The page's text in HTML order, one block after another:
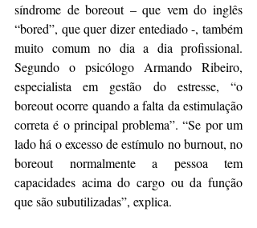
síndrome de boreout – que vem do inglês
“bored”, que quer dizer entediado -, também
muito comum no dia a dia profissional.
Segundo o psicólogo Armando Ribeiro,
especialista em gestão do estresse, “o
boreout ocorre quando a falta da estimulação
correta é o principal problema”. “Se por um
lado há o excesso de estímulo no burnout, no
boreout normalmente a pessoa tem
capacidades acima do cargo ou da função
que são subutilizadas”, explica.